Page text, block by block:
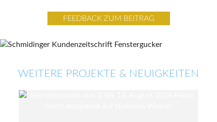
FEEDBACK ZUM BEITRAG
WEITERE PROJEKTE & NEUIGKEITEN